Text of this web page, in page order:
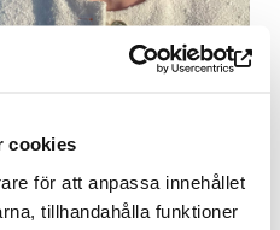
cookies
för att anpassa innehållet
tillhandahålla funktioner